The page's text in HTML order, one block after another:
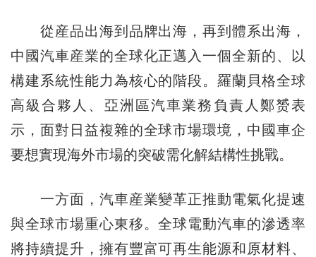
從産品出海到品牌出海，再到體系出海，
中國汽車産業的全球化正邁入一個全新的、以
構建系統性能力為核心的階段。羅蘭貝格全球
高級合夥人、亞洲區汽車業務負責人鄭赟表
示，面對日益複雜的全球市場環境，中國車企
要想實現海外市場的突破需化解結構性挑戰。
一方面，汽車産業變革正推動電氣化提速
與全球市場重心東移。全球電動汽車的滲透率
將持續提升，擁有豐富可再生能源和原材料、